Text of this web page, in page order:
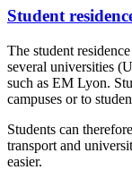
Student
The student
several universities
such as EM Lyon.
campuses or to
Students can
transport and
easier.